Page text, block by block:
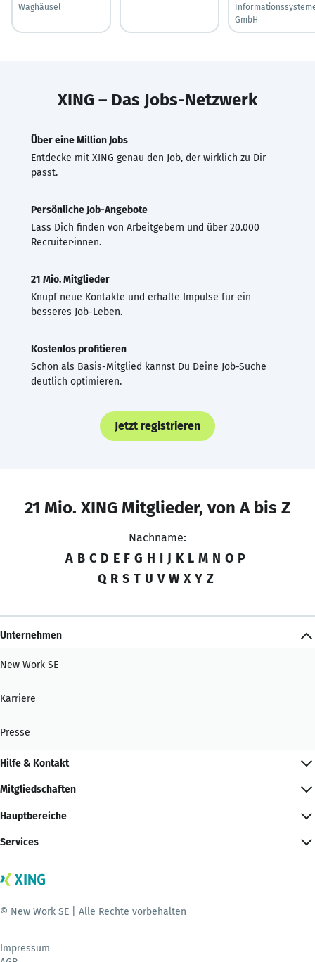
Waghäusel
GmbH
XING – Das Jobs-Netzwerk
Über eine Million Jobs
Entdecke mit XING genau den Job, der wirklich zu Dir
passt.
Persönliche Job-Angebote
Lass Dich finden von Arbeitgebern und über 20.000
Recruiter·innen.
21 Mio. Mitglieder
Knüpf neue Kontakte und erhalte Impulse für ein
besseres Job-Leben.
Kostenlos profitieren
Schon als Basis-Mitglied kannst Du Deine Job-Suche
deutlich optimieren.
Jetzt registrieren
21 Mio. XING Mitglieder, von A bis Z
Nachname:
A B C D E F G H I J K L M N O P
Q R S T U V W X Y Z
Unternehmen
New Work SE
Karriere
Presse
Hilfe & Kontakt
Mitgliedschaften
Hauptbereiche
Services
© New Work SE | Alle Rechte vorbehalten
Impressum